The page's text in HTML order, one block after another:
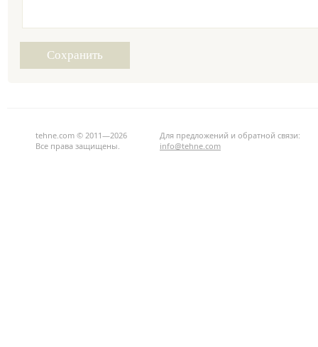
tehne.com © 2011—2026
Все права защищены.
Для предложений и обратной связи:
info@tehne.com